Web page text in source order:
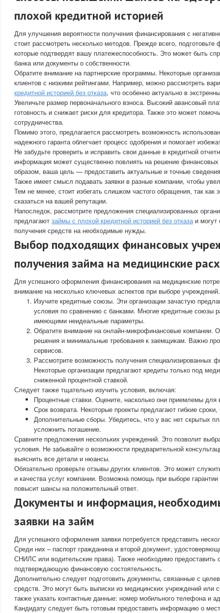
плохой кредитной историей
Для улучшения вероятности получения финансирования с
стоит рассмотреть несколько методов. Прежде всего,
которые подтвердят вашу платежеспособность. Это может быть
банка или документы о собственности.
Обратите внимание на партнерские программы. Некоторые
клиентов с низкими рейтингами. Например, можно рассмотреть
кредитной историей без отказа, что особенно актуально в
Увеличьте размер первоначального взноса. Высокий авансовый
готовность и снижает риски для кредитора. Также это может
сотрудничества.
Помимо этого, предлагается рассмотреть возможность
надежного гаранта облегчает процесс одобрения и помогает
Не забудьте проверить и исправить свои данные в кредитной
информация может существенно повлиять на решение
образом, ваша цель — предоставить актуальные и точные
Также имеет смысл подавать заявки в разные компании, чтобы
Тем не менее, стоит избегать слишком частого обращения, так как
сказаться на вашей репутации.
Напоследок, рассмотрите предложения специализированных
предлагают займы с плохой кредитной историей без отказаи могут
получения средств на необходимые нужды.
Выбор подходящих финансовых
получения займа на медицинские
Для успешного оформления финансирования на медицинские
внимание на несколько ключевых аспектов при выборе учреждений.
Изучите кредитные союзы. Эти организации зачастую
условия по сравнению с банками. Многие кредитные союзы
имеющими неидеальные параметры.
Обратите внимание на онлайн-микрофинансовые компании.
решения и минимальные требования к заемщикам. Важно
сервисов.
Рассмотрите возможность получения специализированных
Некоторые организации предлагают кредиты только под
сниженной процентной ставкой.
Следует также тщательно изучить условия, включая:
Процентные ставки. Оцените, насколько они приемлемы для
Срок возврата. Некоторые проекты предлагают гибкие
Дополнительные сборы. Убедитесь, что у вас нет скрытых
усложнить погашение.
Сравните предложения нескольких учреждений. Это позволит
условия. Не забывайте о возможности предварительной
выяснить все детали и нюансы.
Обязательно проверьте отзывы других клиентов. Это может
и качества услуг компании. Возможна помощь при выборе
повысит шансы на положительный ответ.
Документы и информация,
заявки на займ
Для успешного оформления заявки потребуется представить
Среди них – паспорт гражданина и второй документ,
СНИЛС или водительские права). Также необходимо предоставить
подтверждающую финансовую состоятельность.
Дополнительно следует подготовить документы, связанные с
средств. Это могут быть выписки из медицинских учреждений или
также указать контактные данные: номер мобильного телефона и
Кандидату следует быть готовым предоставить информацию о